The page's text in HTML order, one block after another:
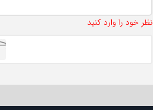
نظر خود را وارد کنید